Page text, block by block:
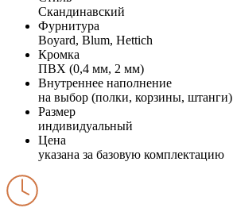
Скандинавский
Фурнитура
Boyard, Blum, Hettich
Кромка
ПВХ (0,4 мм, 2 мм)
Внутреннее наполнение
на выбор (полки, корзины, штанги)
Размер
индивидуальный
Цена
указана за базовую комплектацию